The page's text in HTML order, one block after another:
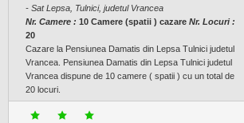
- Sat Lepsa, Tulnici, judetul Vrancea
Nr. Camere : 10 Camere (spatii ) cazare Nr. Locuri :
20
Cazare la Pensiunea Damatis din Lepsa Tulnici judetul
Vrancea. Pensiunea Damatis din Lepsa Tulnici judetul
Vrancea dispune de 10 camere ( spatii ) cu un total de
20 locuri.